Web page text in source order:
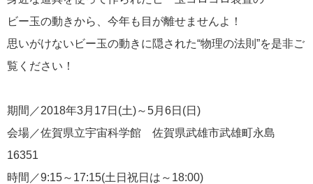
ビー玉の動きから、今年も目が離せませんよ！
思いがけないビー玉の動きに隠された“物理の法則”を是非ご
覧ください！
期間／2018年3月17日(土)～5月6日(日)
会場／佐賀県立宇宙科学館 佐賀県武雄市武雄町永島
16351
時間／9:15～17:15(土日祝日は～18:00)